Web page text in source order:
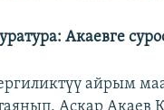
Акаевге
айрым